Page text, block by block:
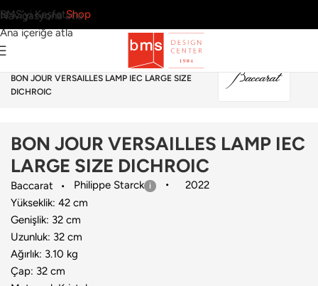
Navigasyona atla
Ana içeriğe atla
BMS’yi KeşfetShop
Masa Lambası› Baccarat
BON JOUR VERSAILLES LAMP IEC LARGE SIZE
DICHROIC
BON JOUR VERSAILLES LAMP IEC
LARGE SIZE DICHROIC
Baccarat Philippe Starck
2022
Yükseklik: 42 cm
Genişlik: 32 cm
Uzunluk: 32 cm
Ağırlık: 3.10 kg
Çap: 32 cm